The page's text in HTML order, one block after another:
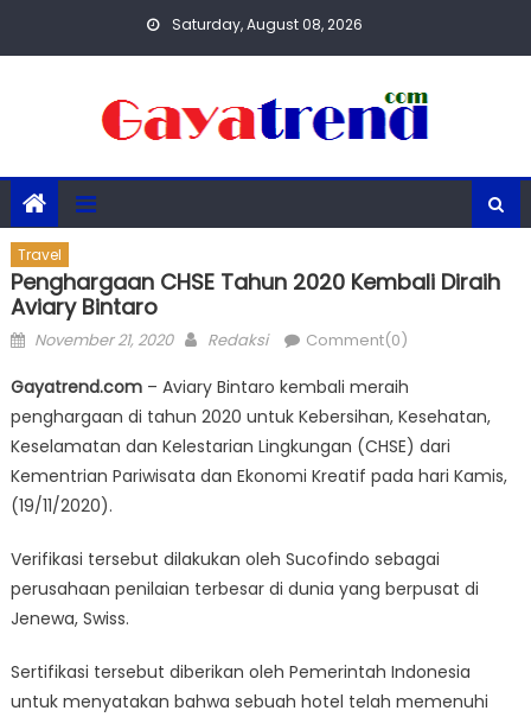
Saturday, August 08, 2026
Travel
Penghargaan CHSE Tahun 2020 Kembali Diraih
Aviary Bintaro
Posted
November 21, 2020 Author
Redaksi Comment(0)
Gayatrend.com – Aviary Bintaro kembali meraih
penghargaan di tahun 2020 untuk Kebersihan, Kesehatan,
Keselamatan dan Kelestarian Lingkungan (CHSE) dari
Kementrian Pariwisata dan Ekonomi Kreatif pada hari Kamis,
(19/11/2020).
Verifikasi tersebut dilakukan oleh Sucofindo sebagai
perusahaan penilaian terbesar di dunia yang berpusat di
Jenewa, Swiss.
Sertifikasi tersebut diberikan oleh Pemerintah Indonesia
untuk menyatakan bahwa sebuah hotel telah memenuhi